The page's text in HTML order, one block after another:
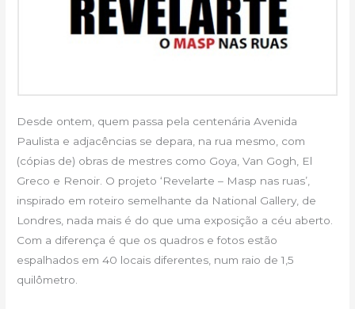
Desde ontem, quem passa pela centenária Avenida
Paulista e adjacências se depara, na rua mesmo, com
(cópias de) obras de mestres como Goya, Van Gogh, El
Greco e Renoir. O projeto ‘Revelarte – Masp nas ruas’,
inspirado em roteiro semelhante da National Gallery, de
Londres, nada mais é do que uma exposição a céu aberto.
Com a diferença é que os quadros e fotos estão
espalhados em 40 locais diferentes, num raio de 1,5
quilômetro.